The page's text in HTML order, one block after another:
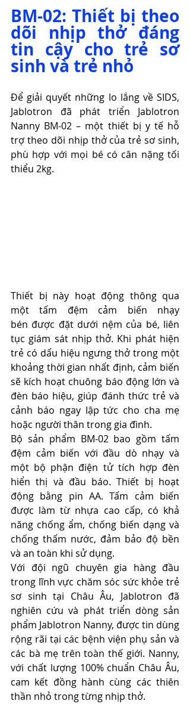
BM-02: Thiết bị theo
dõi nhịp thở đáng
tin cậy cho trẻ sơ
sinh và trẻ nhỏ
Để giải quyết những lo lắng về SIDS,
Jablotron đã phát triển Jablotron
Nanny BM-02 – một thiết bị y tế hỗ
trợ theo dõi nhịp thở của trẻ sơ sinh,
phù hợp với mọi bé có cân nặng tối
thiểu 2kg.
Thiết bị này hoạt động thông qua
một tấm đệm cảm biến nhạy
bén được đặt dưới nệm của bé, liên
tục giám sát nhịp thở. Khi phát hiện
trẻ có dấu hiệu ngưng thở trong một
khoảng thời gian nhất định, cảm biến
sẽ kích hoạt chuông báo động lớn và
đèn báo hiệu, giúp đánh thức trẻ và
cảnh báo ngay lập tức cho cha mẹ
hoặc người thân trong gia đình.
Bộ sản phẩm BM-02 bao gồm tấm
đệm cảm biến với đầu dò nhạy và
một bộ phận điện tử tích hợp đèn
hiển thị và đầu báo. Thiết bị hoạt
động bằng pin AA. Tấm cảm biến
được làm từ nhựa cao cấp, có khả
năng chống ẩm, chống biến dạng và
chống thấm nước, đảm bảo độ bền
và an toàn khi sử dụng.
Với đội ngũ chuyên gia hàng đầu
trong lĩnh vực chăm sóc sức khỏe trẻ
sơ sinh tại Châu Âu, Jablotron đã
nghiên cứu và phát triển dòng sản
phẩm Jablotron Nanny, được tin dùng
rộng rãi tại các bệnh viện phụ sản và
các bà mẹ trên toàn thế giới. Nanny,
với chất lượng 100% chuẩn Châu Âu,
cam kết đồng hành cùng các thiên
thần nhỏ trong từng nhịp thở.